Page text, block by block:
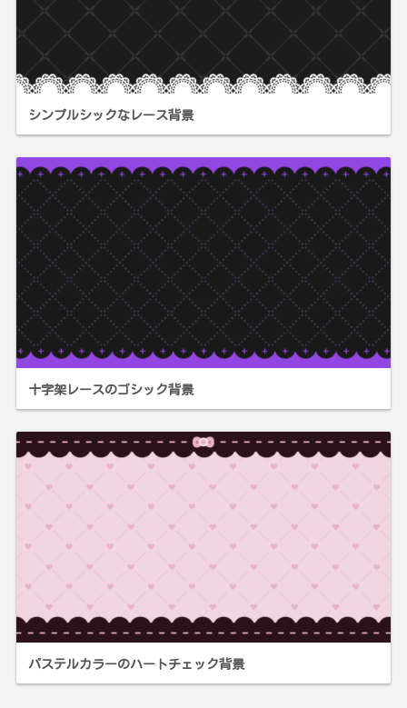
シンプルシックなレース背景
十字架レースのゴシック背景
パステルカラーのハートチェック背景